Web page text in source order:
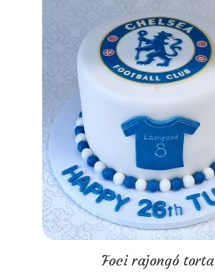
Foci rajongó torta